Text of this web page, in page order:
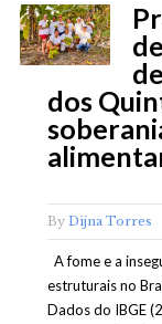
dos
By Dijna Torres
A fome e a
estruturais no
Dados do IBGE